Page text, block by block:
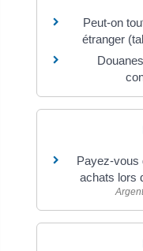
Peut-on
étranger
Payez-vous
achats lors